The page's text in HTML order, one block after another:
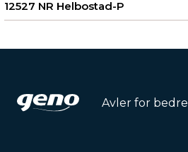
12527 NR Helbostad-P
Avler for bedre